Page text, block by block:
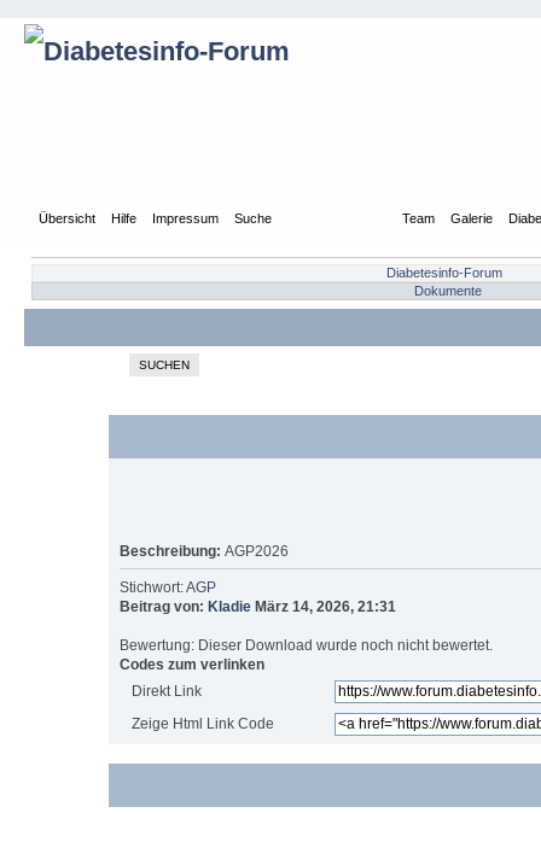
Übersicht Hilfe Impressum Suche Team Galerie
Diabetesinfo-Forum
Dokumente
SUCHEN
Beschreibung: AGP2026
Stichwort:AGP
Beitrag von: KladieMärz 14, 2026, 21:31
Bewertung: Dieser Download wurde noch nicht bewertet.
Codes zum verlinken
Direkt Link
Zeige Html Link Code